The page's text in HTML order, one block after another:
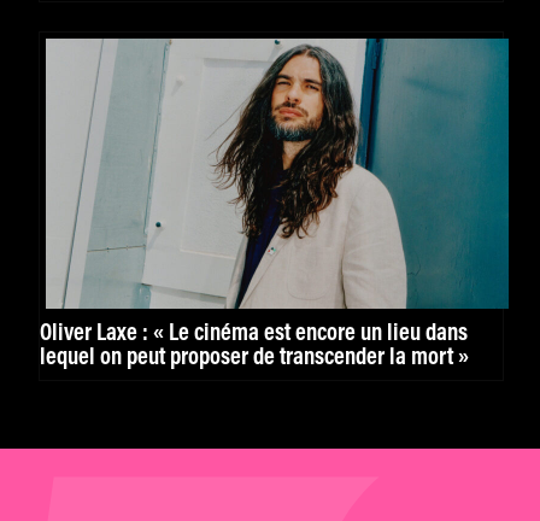
Óliver Laxe : « Le cinéma est encore un lieu dans
lequel on peut proposer de transcender la mort »